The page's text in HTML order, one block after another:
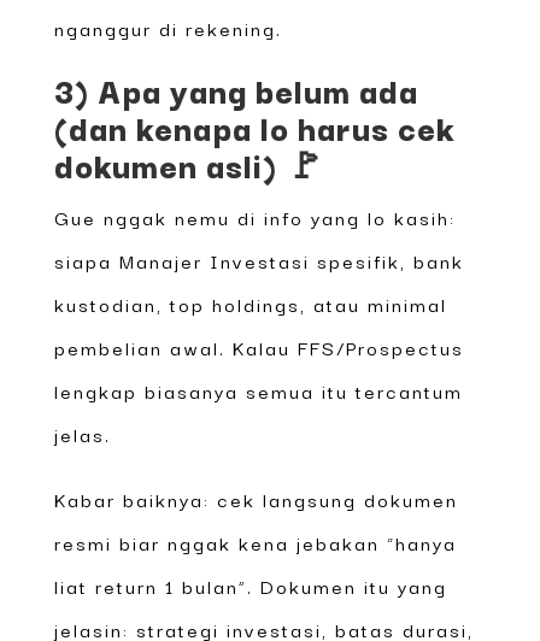
nganggur di rekening.
3) Apa yang belum ada
(dan kenapa lo harus cek
dokumen asli) 🚩
Gue nggak nemu di info yang lo kasih:
siapa Manajer Investasi spesifik, bank
kustodian, top holdings, atau minimal
pembelian awal. Kalau FFS/Prospectus
lengkap biasanya semua itu tercantum
jelas.
Kabar baiknya: cek langsung dokumen
resmi biar nggak kena jebakan “hanya
liat return 1 bulan”. Dokumen itu yang
jelasin: strategi investasi, batas durasi,